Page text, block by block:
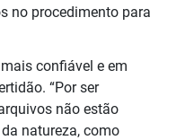
no procedimento para
confiável e em
“Por ser
não estão
natureza, como